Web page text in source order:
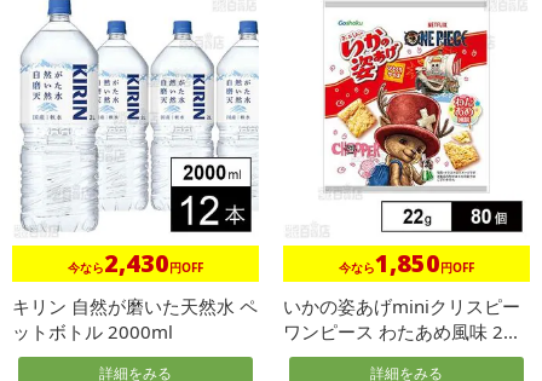
今なら2,430円OFF
キリン 自然が磨いた天然水 ペ
ットボトル 2000ml
詳細をみる
今なら1,850円OFF
いかの姿あげminiクリスピー
ワンピース わたあめ風味 2...
詳細をみる